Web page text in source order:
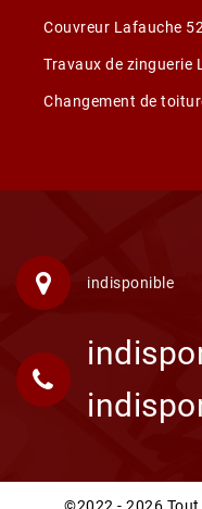
Couvreur Lafauche
Travaux de zinguerie
Changement de
indisponible